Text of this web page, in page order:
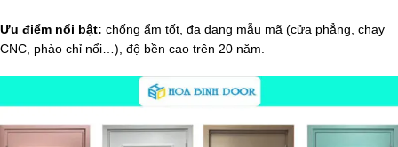
Ưu điểm nổi bật: chống ẩm tốt, đa dạng mẫu mã (cửa phẳng, chạy
CNC, phào chỉ nổi…), độ bền cao trên 20 năm.